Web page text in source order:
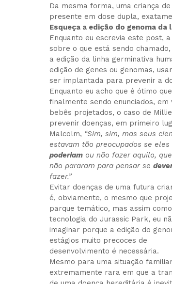
Da mesma forma, uma criança
presente em dose dupla,
Esqueça a edição do genoma
Enquanto eu escrevia este post,
sobre o que está sendo
a edição da linha germinativa
edição de genes ou genomas,
ser implantada para prevenir a
Enquanto eu acho que é ótimo
finalmente sendo enunciados,
bebês projetados, o caso de
prevenir doenças, em primeiro
Malcolm, “Sim, sim, mas seus
estavam tão preocupados se eles
poderiamou não fazer aquilo,
não pararam para pensar se
fazer.”
Evitar doenças de uma futura
é, obviamente, o mesmo que
parque temático, mas assim
tecnologia do Jurassic Park, eu
imaginar porque a edição do
estágios muito precoces de
desenvolvimento é necessária.
Mesmo para uma situação familiar
extremamente rara em que a